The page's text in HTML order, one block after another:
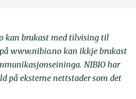
kan brukast med tilvising til
www.nibio.no kan ikkje brukast
NIBIO har
på eksterne nettstader som det